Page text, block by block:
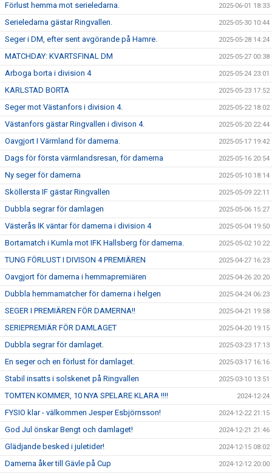
Förlust hemma mot serieledarna. 2025-06-01 18:33
Serieledarna gästar Ringvallen. 2025-05-30 10:44
Seger i DM, efter sent avgörande på Hamre. 2025-05-28 14:24
MATCHDAY: KVARTSFINAL DM 2025-05-27 00:38
Arboga borta i division 4 2025-05-24 23:01
KARLSTAD BORTA 2025-05-23 17:52
Seger mot Västanfors i division 4. 2025-05-22 18:02
Västanfors gästar Ringvallen i divison 4. 2025-05-20 22:44
Oavgjort I Värmland för damerna. 2025-05-17 19:42
Dags för första värmlandsresan, för damerna 2025-05-16 20:54
Ny seger för damerna 2025-05-10 18:14
Sköllersta IF gästar Ringvallen 2025-05-09 22:11
Dubbla segrar för damlagen 2025-05-06 15:27
Västerås IK väntar för damerna i division 4 2025-05-04 19:50
Bortamatch i Kumla mot IFK Hallsberg för damerna. 2025-05-02 10:22
TUNG FÖRLUST I DIVISON 4 PREMIÄREN 2025-04-27 16:23
Oavgjort för damerna i hemmapremiären 2025-04-26 20:20
Dubbla hemmamatcher för damerna i helgen 2025-04-24 06:23
SEGER I PREMIÄREN FÖR DAMERNA!! 2025-04-21 19:58
SERIEPREMIÄR FÖR DAMLAGET 2025-04-20 19:15
Dubbla segrar för damlaget. 2025-03-23 17:13
En seger och en förlust för damlaget. 2025-03-17 16:16
Stabil insatts i solskenet på Ringvallen 2025-03-10 13:51
TOMTEN KOMMER, 10 NYA SPELARE KLARA !!!! 2024-12-24
FYSIO klar - välkommen Jesper Esbjörnsson! 2024-12-22 21:15
God Jul önskar Bengt och damlaget! 2024-12-21 21:46
Glädjande besked i juletider! 2024-12-15 08:02
Damerna åker till Gävle på Cup 2024-12-12 20:00